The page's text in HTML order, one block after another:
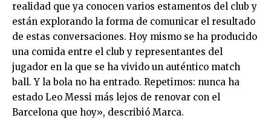
realidad que ya conocen varios estamentos del club y
están explorando la forma de comunicar el resultado
de estas conversaciones. Hoy mismo se ha producido
una comida entre el club y representantes del
jugador en la que se ha vivido un auténtico match
ball. Y la bola no ha entrado. Repetimos: nunca ha
estado Leo Messi más lejos de renovar con el
Barcelona que hoy», describió Marca.